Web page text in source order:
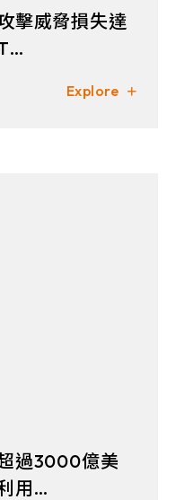
擊威脅損失達
Explore
過3000億美
用